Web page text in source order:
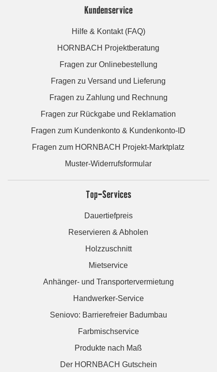
Kundenservice
Hilfe & Kontakt (FAQ)
HORNBACH Projektberatung
Fragen zur Onlinebestellung
Fragen zu Versand und Lieferung
Fragen zu Zahlung und Rechnung
Fragen zur Rückgabe und Reklamation
Fragen zum Kundenkonto & Kundenkonto-ID
Fragen zum HORNBACH Projekt-Marktplatz
Muster-Widerrufsformular
Top-Services
Dauertiefpreis
Reservieren & Abholen
Holzzuschnitt
Mietservice
Anhänger- und Transportervermietung
Handwerker-Service
Seniovo: Barrierefreier Badumbau
Farbmischservice
Produkte nach Maß
Der HORNBACH Gutschein